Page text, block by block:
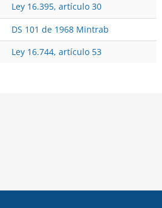
Ley 16.395, artículo 30
DS 101 de 1968 Mintrab
Ley 16.744, artículo 53